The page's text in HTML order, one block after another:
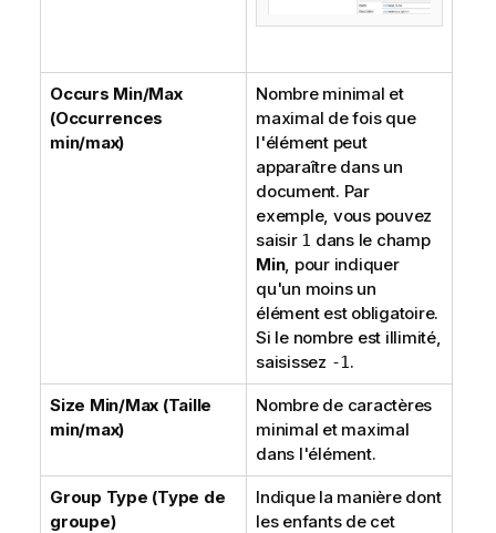
Occurs Min/Max
(Occurrences
min/max)
Nombre minimal et
maximal de fois que
l'élément peut
apparaître dans un
document. Par
exemple, vous pouvez
saisir 1 dans le champ
Min, pour indiquer
qu'un moins un
élément est obligatoire.
Si le nombre est illimité,
saisissez -1 .
Size Min/Max (Taille
min/max)
Nombre de caractères
minimal et maximal
dans l'élément.
Group Type (Type de
groupe)
Indique la manière dont
les enfants de cet